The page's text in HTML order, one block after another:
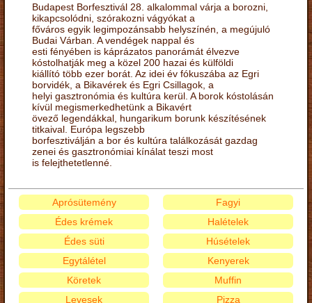
Budapest Borfesztivál 28. alkalommal várja a borozni,
kikapcsolódni, szórakozni vágyókat a
főváros egyik legimpozánsabb helyszínén, a megújuló
Budai Várban. A vendégek nappal és
esti fényében is káprázatos panorámát élvezve
kóstolhatják meg a közel 200 hazai és külföldi
kiállító több ezer borát. Az idei év fókuszába az Egri
borvidék, a Bikavérek és Egri Csillagok, a
helyi gasztronómia és kultúra kerül. A borok kóstolásán
kívül megismerkedhetünk a Bikavért
övező legendákkal, hungarikum borunk készítésének
titkaival. Európa legszebb
borfesztiválján a bor és kultúra találkozását gazdag
zenei és gasztronómiai kínálat teszi most
is felejthetetlenné.
Aprósütemény
Édes krémek
Édes süti
Egytálétel
Fagyi
Halételek
Húsételek
Kenyerek
Köretek
Levesek
Muffin
Pizza